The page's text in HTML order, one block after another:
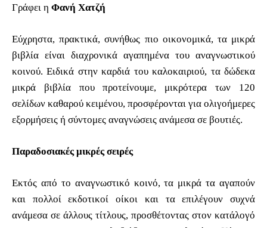
Γράφει η Φανή Χατζή
Εύχρηστα, πρακτικά, συνήθως πιο οικονομικά, τα μικρά
βιβλία είναι διαχρονικά αγαπημένα του αναγνωστικού
κοινού. Ειδικά στην καρδιά του καλοκαιριού, τα δώδεκα
μικρά βιβλία που προτείνουμε, μικρότερα των 120
σελίδων καθαρού κειμένου, προσφέρονται για ολιγοήμερες
εξορμήσεις ή σύντομες αναγνώσεις ανάμεσα σε βουτιές.
Παραδοσιακές μικρές σειρές
Εκτός από το αναγνωστικό κοινό, τα μικρά τα αγαπούν
και πολλοί εκδοτικοί οίκοι και τα επιλέγουν συχνά
ανάμεσα σε άλλους τίτλους, προσθέτοντας στον κατάλογό